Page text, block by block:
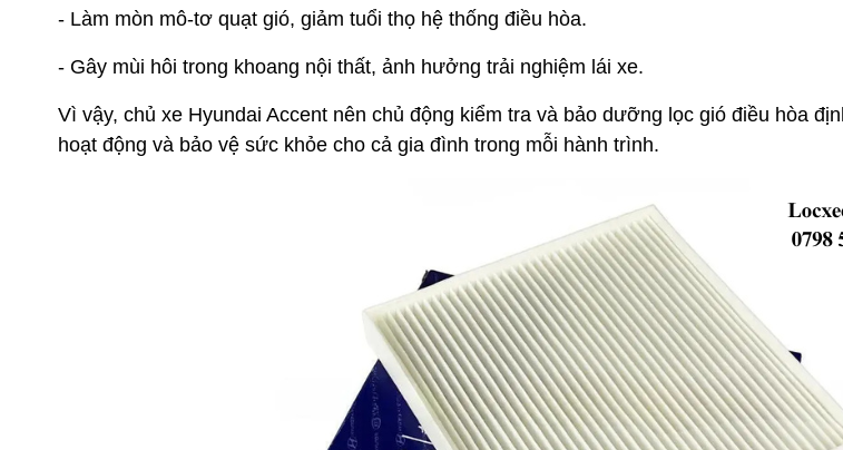
- Làm mòn mô-tơ quạt gió, giảm tuổi thọ hệ thống điều hòa.
- Gây mùi hôi trong khoang nội thất, ảnh hưởng trải nghiệm lái xe.
Vì vậy, chủ xe Hyundai Accent nên chủ động kiểm tra và bảo dưỡng lọc gió điều hòa
hoạt động và bảo vệ sức khỏe cho cả gia đình trong mỗi hành trình.